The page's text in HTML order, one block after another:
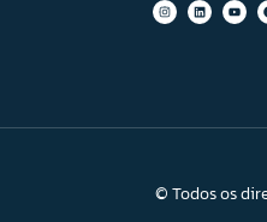
© Todos os